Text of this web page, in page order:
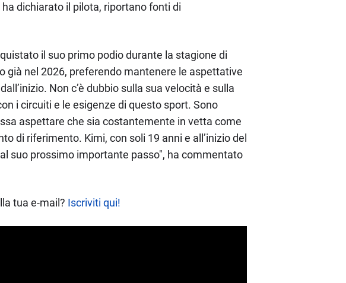
dichiarato il pilota, riportano fonti di
il suo primo podio durante la stagione di
già nel 2026, preferendo mantenere le aspettative
Non c’è dubbio sulla sua velocità e sulla
i circuiti e le esigenze di questo sport. Sono
aspettare che sia costantemente in vetta come
di riferimento. Kimi, con soli 19 anni e all’inizio del
suo prossimo importante passo", ha commentato
tua e-mail? Iscriviti qui!